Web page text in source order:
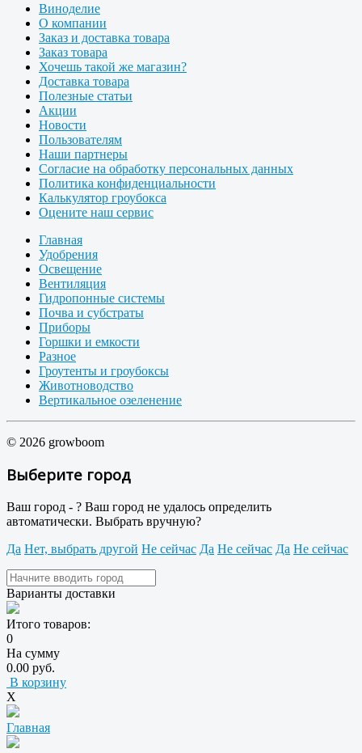
Виноделие
О компании
Заказ и доставка товара
Заказ товара
Хочешь такой же магазин?
Доставка товара
Полезные статьи
Акции
Новости
Пользователям
Наши партнеры
Согласие на обработку персональных данных
Политика конфиденциальности
Калькулятор гроубокса
Оцените наш сервис
Главная
Удобрения
Освещение
Вентиляция
Гидропонные системы
Почва и субстраты
Приборы
Горшки и емкости
Разное
Гроутенты и гроубоксы
Животноводство
Вертикальное озеленение
© 2026 growboom
Выберите город
Ваш город - ? Ваш город не удалось определить
автоматически. Выбрать вручную?
Да Нет, выбрать другой Не сейчас Да Не сейчас Да Не сейчас
Варианты доставки
Итого товаров:
0
На сумму
0.00 руб.
В корзину
X
Главная